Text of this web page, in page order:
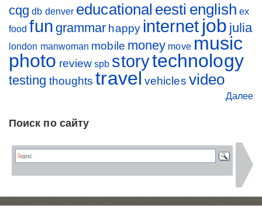
cqg db denver educational eesti english ex
food fun grammar happy internet job julia
london manwoman mobile money move music
photo review spb storytechnology
testing thoughts travelvehicles video
Далее
Поиск по сайту